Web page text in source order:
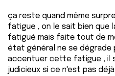
ça reste quand même
fatigue , on le sait bien que
fatigué mais faite tout de
état général ne se dégrade
accentuer cette fatigue , il
judicieux si ce n'est pas